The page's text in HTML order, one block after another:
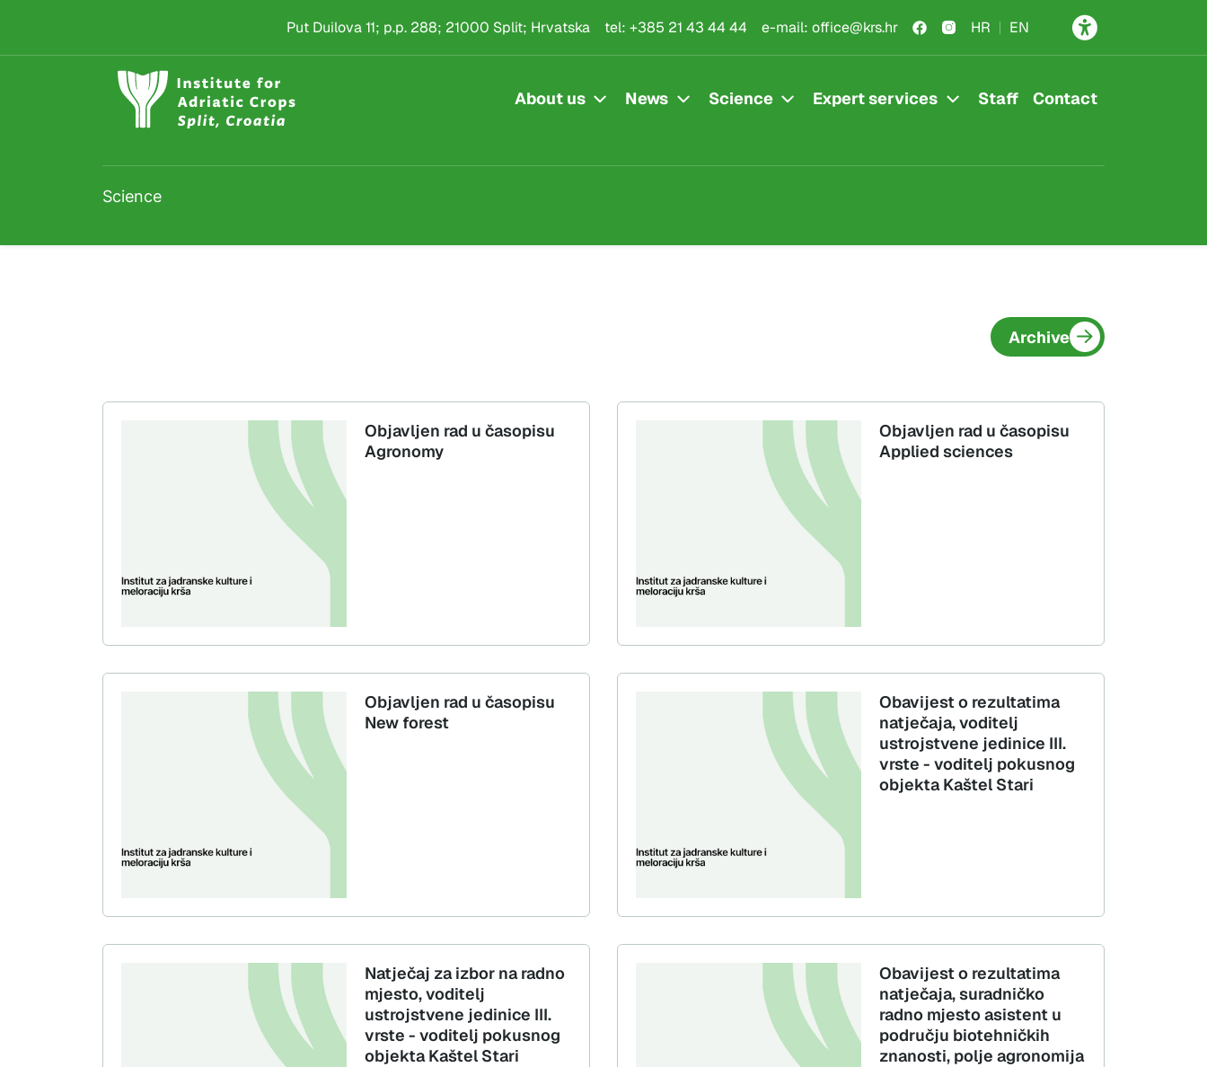
Put Duilova 11; p.p. 288; 21000 Split; Hrvatska tel: +385 21 43 44 44 e-mail: office@krs.hr HR EN
About us News Science Expert services Staff Contact
Science
Archive
Objavljen rad u časopisu
Agronomy
Objavljen rad u časopisu
Applied sciences
Objavljen rad u časopisu
New forest
Obavijest o rezultatima
natječaja, voditelj
ustrojstvene jedinice III.
vrste - voditelj pokusnog
objekta Kaštel Stari
Natječaj za izbor na radno
mjesto, voditelj
ustrojstvene jedinice III.
vrste - voditelj pokusnog
objekta Kaštel Stari
Obavijest o rezultatima
natječaja, suradničko
radno mjesto asistent u
području biotehničkih
znanosti, polje agronomija